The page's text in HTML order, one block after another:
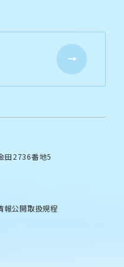
田2736番地5
報公開取扱規程